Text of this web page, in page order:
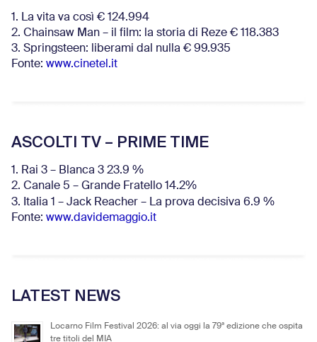
1. La vita va così € 124.994
2. Chainsaw Man – il film: la storia di Reze € 118.383
3. Springsteen: liberami dal nulla € 99.935
Fonte: www.cinetel.it
ASCOLTI TV – PRIME TIME
1. Rai 3 – Blanca 3 23.9 %
2. Canale 5 – Grande Fratello 14.2%
3. Italia 1 – Jack Reacher – La prova decisiva 6.9 %
Fonte: www.davidemaggio.it
LATEST NEWS
Locarno Film Festival 2026: al via oggi la 79ª edizione che ospita
tre titoli del MIA